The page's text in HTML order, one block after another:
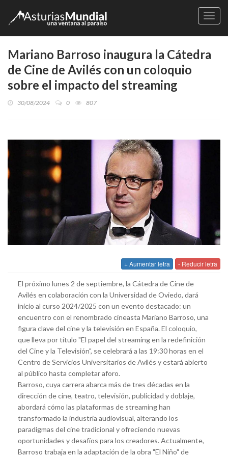
Mariano Barroso inaugura la Cátedra
de Cine de Avilés con un coloquio
sobre el impacto del streaming
30/08/2024 0 807
+ Aumentar letra - Reducir letra
El próximo lunes 2 de septiembre, la Cátedra de Cine de
Avilés en colaboración con la Universidad de Oviedo, dará
inicio al curso 2024/2025 con un evento destacado: un
encuentro con el renombrado cineasta Mariano Barroso, una
figura clave del cine y la televisión en España. El coloquio,
que lleva por título "El papel del streaming en la redefinición
del Cine y la Televisión", se celebrará a las 19:30 horas en el
Centro de Servicios Universitarios de Avilés y estará abierto
al público hasta completar aforo.
Barroso, cuya carrera abarca más de tres décadas en la
dirección de cine, teatro, televisión, publicidad y doblaje,
abordará cómo las plataformas de streaming han
transformado la industria audiovisual, alterando los
paradigmas del cine tradicional y ofreciendo nuevas
oportunidades y desafíos para los creadores. Actualmente,
Barroso trabaja en la adaptación de la obra "El Niño" de